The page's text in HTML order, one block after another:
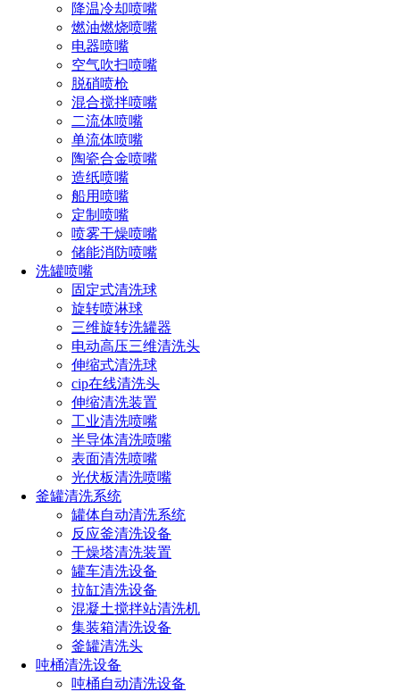
降温冷却喷嘴
燃油燃烧喷嘴
电器喷嘴
空气吹扫喷嘴
脱硝喷枪
混合搅拌喷嘴
二流体喷嘴
单流体喷嘴
陶瓷合金喷嘴
造纸喷嘴
船用喷嘴
定制喷嘴
喷雾干燥喷嘴
储能消防喷嘴
洗罐喷嘴
固定式清洗球
旋转喷淋球
三维旋转洗罐器
电动高压三维清洗头
伸缩式清洗球
cip在线清洗头
伸缩清洗装置
工业清洗喷嘴
半导体清洗喷嘴
表面清洗喷嘴
光伏板清洗喷嘴
釜罐清洗系统
罐体自动清洗系统
反应釜清洗设备
干燥塔清洗装置
罐车清洗设备
拉缸清洗设备
混凝土搅拌站清洗机
集装箱清洗设备
釜罐清洗头
吨桶清洗设备
吨桶自动清洗设备
1.内壁光洁度检测：检查反应釜内壁是否光洁，有无残留物痕
迹，可采用放大镜或触感检查等方法。
2.残留物质检测：通过检测反应釜内残留物质的量，评估清洗
效果，可采用称重化学分析或仪器检测等方法。
3.设备性能测试：确保清洗后反应釜的密封性、抗压性等关键
性能不受影响，以免影响后续生产过程。
反应釜清洗对于维持设备稳定运行，保障生产安全具有重要意
义。在实际操作过程中，应遵循合理的清洗原理，按照规定的
清洗流程进行，同时注意操作细节以避免可能的损坏。此外，
还应重视清洗效果的评估，确保清洗工作达到预期目标。通过
定期清洗反应釜，可以延长设备使用寿命，提高生产效率，为
企业的稳定发展创造良好条件。